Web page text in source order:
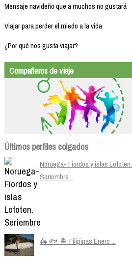
Mensaje navideño que a muchos no gustará
Viajar para perder el miedo a la vida
¿Por qué nos gusta viajar?
Compañeros de viaje
Últimos perfiles colgados
Noruega- Fiordos y islas Lofoten.
Seriembre...
🛵 🐟 🏝️ Filipinas Enero ...